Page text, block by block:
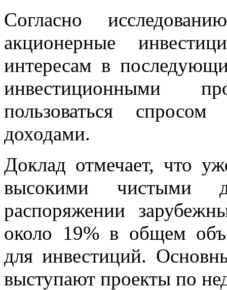
Согласно
акционерные
интересам в
инвестиционными
пользоваться
доходами.
Доклад отмечает, что
высокими чистыми
распоряжении
около 19% в общем
для инвестиций.
выступают проекты по